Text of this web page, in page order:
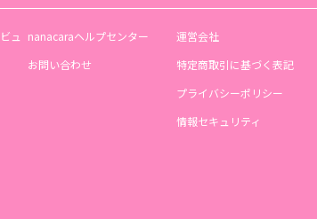
ュ
nanacaraヘルプセンター
お問い合わせ
運営会社
特定商取引に基づく表記
プライバシーポリシー
情報セキュリティ